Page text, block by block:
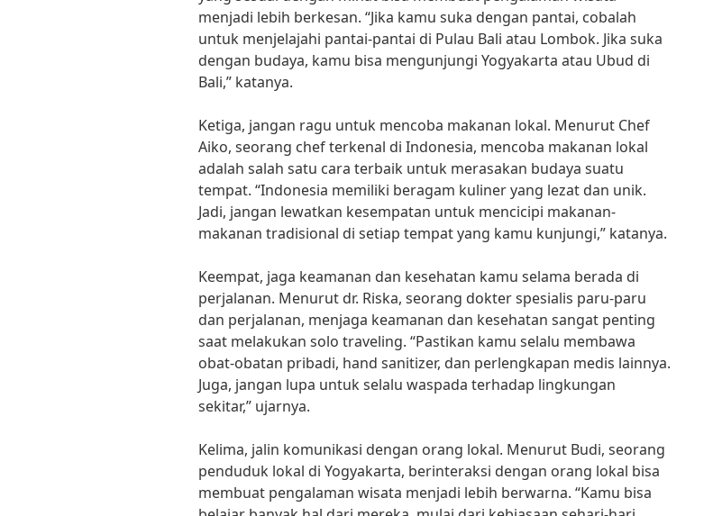
menjadi lebih berkesan. “Jika kamu suka dengan pantai, cobalah
untuk menjelajahi pantai-pantai di Pulau Bali atau Lombok. Jika suka
dengan budaya, kamu bisa mengunjungi Yogyakarta atau Ubud di
Bali,” katanya.
Ketiga, jangan ragu untuk mencoba makanan lokal. Menurut Chef
Aiko, seorang chef terkenal di Indonesia, mencoba makanan lokal
adalah salah satu cara terbaik untuk merasakan budaya suatu
tempat. “Indonesia memiliki beragam kuliner yang lezat dan unik.
Jadi, jangan lewatkan kesempatan untuk mencicipi makanan-
makanan tradisional di setiap tempat yang kamu kunjungi,” katanya.
Keempat, jaga keamanan dan kesehatan kamu selama berada di
perjalanan. Menurut dr. Riska, seorang dokter spesialis paru-paru
dan perjalanan, menjaga keamanan dan kesehatan sangat penting
saat melakukan solo traveling. “Pastikan kamu selalu membawa
obat-obatan pribadi, hand sanitizer, dan perlengkapan medis lainnya.
Juga, jangan lupa untuk selalu waspada terhadap lingkungan
sekitar,” ujarnya.
Kelima, jalin komunikasi dengan orang lokal. Menurut Budi, seorang
penduduk lokal di Yogyakarta, berinteraksi dengan orang lokal bisa
membuat pengalaman wisata menjadi lebih berwarna. “Kamu bisa